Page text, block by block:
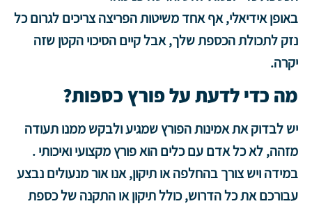
באופן אידיאלי, אף אחד משיטות הפריצה צריכים לגרום כל
נזק לתכולת הכספת שלך, אבל קיים הסיכוי הקטן שזה
יקרה.
מה כדי לדעת על פורץ כספות?
יש לבדוק את אמינות הפורץ שמגיע ולבקש ממנו תעודה
מזהה, לא כל אדם עם כלים הוא פורץ מקצועי ואיכותי .
במידה ויש צורך בהחלפה או תיקון, אנו אור מנעולים נבצע
עבורכם את כל הדרוש, כולל תיקון או התקנה של כספת